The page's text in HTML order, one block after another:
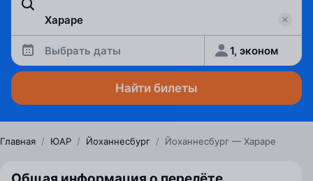
Выбрать даты 1, эконом
Найти билеты
Главная / ЮАР / Йоханнесбург / Йоханнесбург — Хараре